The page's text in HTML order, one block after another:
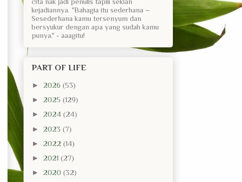
kejadiannya. "Bahagia itu sederhana ~
Sesederhana kamu tersenyum dan
bersyukur dengan apa yang sudah kamu
punya." - aaagitu!
PART OF LIFE
► 2026 (53)
► 2025 (129)
► 2024 (24)
► 2023 (7)
► 2022 (14)
► 2021 (27)
► 2020 (32)